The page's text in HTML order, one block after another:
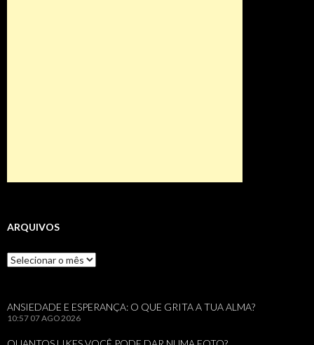
ARQUIVOS
Arquivos
ANSIEDADE E ESPERANÇA: O QUE GRITA A TUA ALMA?
10:57 07 AGO 2026